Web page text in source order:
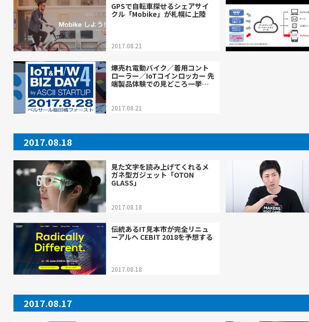
GPSで自転車探せるシェアサイ
クル「Mobike」が札幌に上陸
2017.08.21
爆売れ電動バイク／着用コント
ローラー／IoTコインロッカー 先
端製品体験での見どころ一挙紹
2017.08.21
2017.08.18
見た文字を読み上げてくれるメ
ガネ型ガジェット「OTON
GLASS」
2017.08.18
伝統あるIT見本市が完全リニュ
ーアルへ CEBIT 2018を予想する
2017.08.18
2017.08.17